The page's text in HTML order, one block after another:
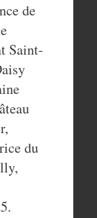
de
Saint-
du